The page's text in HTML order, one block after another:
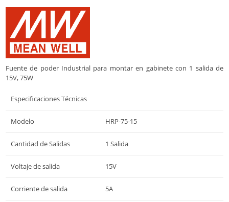
Fuente de poder Industrial para montar en gabinete con 1 salida de
15V, 75W
Especificaciones Técnicas
Modelo HRP-75-15
Cantidad de Salidas 1 Salida
Voltaje de salida 15V
Corriente de salida 5A